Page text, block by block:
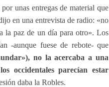
unas entregas de material que
en una entrevista de radio: «no
la paz de un día para otro». Los
-aunque fuese de rebote- que
no la acercaba a una
occidentales parecían estar
daba la Robles.